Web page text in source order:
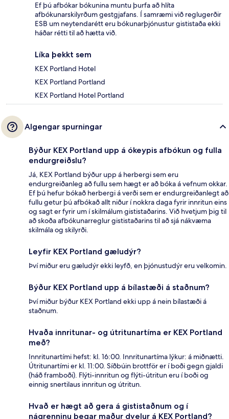
Ef þú afbókar bókunina muntu þurfa að hlíta
afbókunarskilyrðum gestgjafans. Í samræmi við reglugerðir
ESB um neytendarétt eru bókunarþjónustur gististaða ekki
háðar rétti til að hætta við.
Líka þekkt sem
KEX Portland Hotel
KEX Portland Portland
KEX Portland Hotel Portland
Algengar spurningar
Býður KEX Portland upp á ókeypis afbókun og fulla
endurgreiðslu?
Já, KEX Portland býður upp á herbergi sem eru
endurgreiðanleg að fullu sem hægt er að bóka á vefnum okkar.
Ef þú hefur bókað herbergi á verði sem er endurgreiðanlegt að
fullu getur þú afbókað allt niður í nokkra daga fyrir innritun eins
og sagt er fyrir um í skilmálum gististaðarins. Við hvetjum þig til
að skoða afbókunarreglur gististaðarins til að sjá nákvæma
skilmála og skilyrði.
Leyfir KEX Portland gæludýr?
Því miður eru gæludýr ekki leyfð, en þjónustudýr eru velkomin.
Býður KEX Portland upp á bílastæði á staðnum?
Því miður býður KEX Portland ekki upp á nein bílastæði á
staðnum.
Hvaða innritunar- og útritunartíma er KEX Portland
með?
Innritunartími hefst: kl. 16:00. Innritunartíma lýkur: á miðnætti.
Útritunartími er kl. 11:00. Síðbúin brottför er í boði gegn gjaldi
(háð framboði). Flýti-innritun og flýti-útritun eru í boði og
einnig snertilaus innritun og útritun.
Hvað er hægt að gera á gististaðnum og í
nágrenninu þegar maður dvelur á KEX Portland?